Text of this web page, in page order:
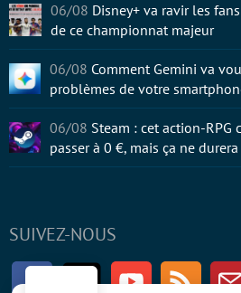
SUIVEZ-NOUS
FacebookTwitter Youtube RSS
06/08 Disney+ va ravir les
de ce championnat majeur
06/08 Comment Gemini va
problèmes de votre
06/08 Steam : cet action-
passer à 0 €, mais ça ne durera